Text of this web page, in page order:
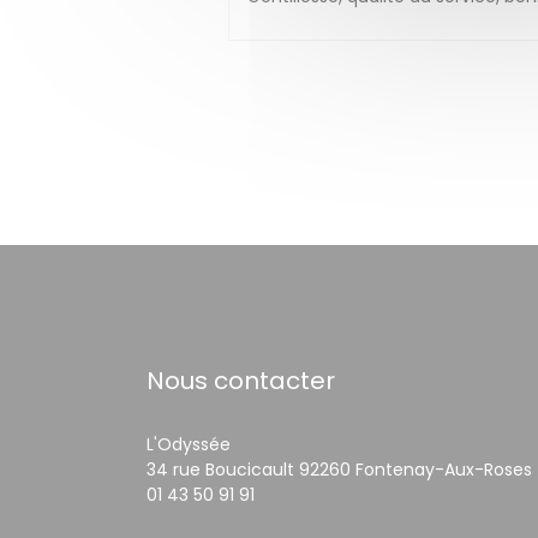
Nous contacter
L'Odyssée
34 rue Boucicault 92260 Fontenay-Aux-Roses
01 43 50 91 91